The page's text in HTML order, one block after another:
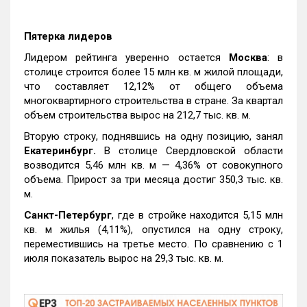
Пятерка лидеров
Лидером рейтинга уверенно остается Москва: в
столице строится более 15 млн кв. м жилой площади,
что составляет 12,12% от общего объема
многоквартирного строительства в стране. За квартал
объем строительства вырос на 212,7 тыс. кв. м.
Вторую строку, поднявшись на одну позицию, занял
Екатеринбург. В столице Свердловской области
возводится 5,46 млн кв. м — 4,36% от совокупного
объема. Прирост за три месяца достиг 350,3 тыс. кв.
м.
Санкт-Петербург, где в стройке находится 5,15 млн
кв. м жилья (4,11%), опустился на одну строку,
переместившись на третье место. По сравнению с 1
июля показатель вырос на 29,3 тыс. кв. м.